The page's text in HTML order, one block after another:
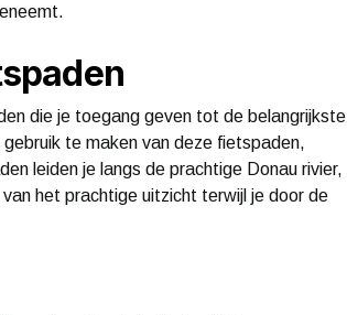
die je toegang geven tot de belangrijkste
te maken van deze fietspaden,
leiden je langs de prachtige Donau rivier,
het prachtige uitzicht terwijl je door de